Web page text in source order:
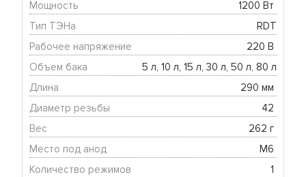
Мощность
1200 Вт
Тип ТЭНа
RDT
Рабочее напряжение
220 В
Объем бака
5 л, 10 л, 15 л, 30 л, 50 л, 80 л
Длина
290 мм
Диаметр резьбы
42
Вес
262 г
Место под анод
М6
Количество режимов
1